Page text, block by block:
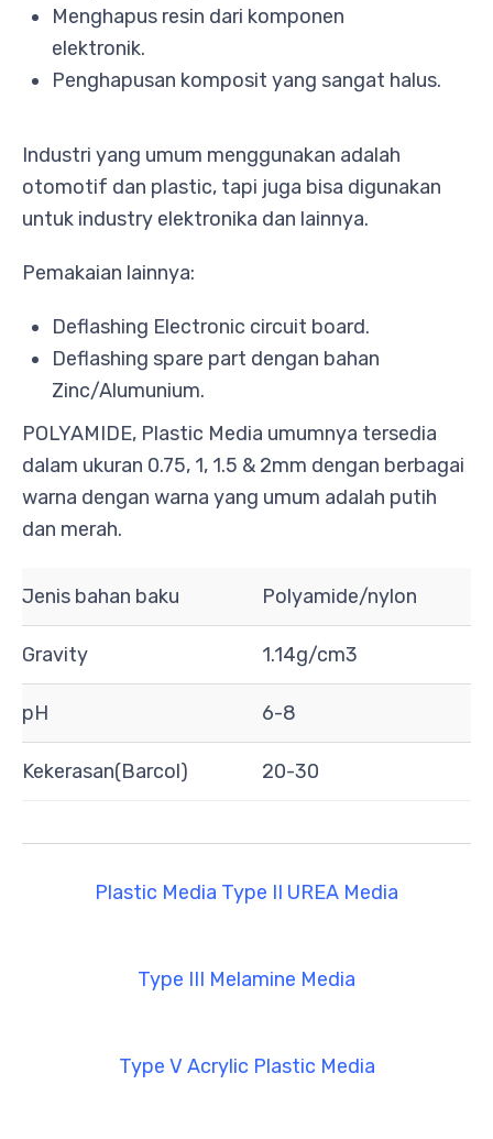
Menghapus resin dari komponen
elektronik.
Penghapusan komposit yang sangat halus.
Industri yang umum menggunakan adalah
otomotif dan plastic, tapi juga bisa digunakan
untuk industry elektronika dan lainnya.
Pemakaian lainnya:
Deflashing Electronic circuit board.
Deflashing spare part dengan bahan
Zinc/Alumunium.
POLYAMIDE, Plastic Media umumnya tersedia
dalam ukuran 0.75, 1, 1.5 & 2mm dengan berbagai
warna dengan warna yang umum adalah putih
dan merah.
Jenis bahan baku Polyamide/nylon
Gravity 1.14g/cm3
pH 6-8
Kekerasan(Barcol) 20-30
Plastic Media Type II UREA Media
Type III Melamine Media
Type V Acrylic Plastic Media